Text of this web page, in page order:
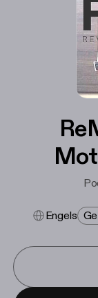
Engels